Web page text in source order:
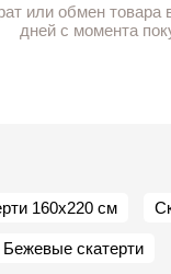
или обмен товара
дней с момента
160х220 см
Бежевые скатерти